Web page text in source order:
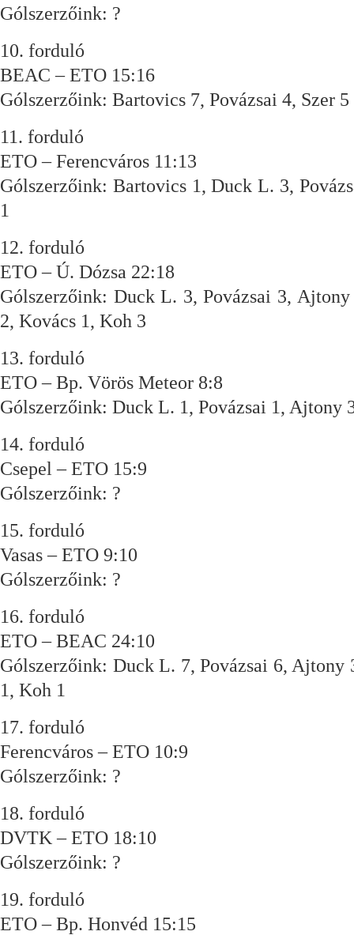
Gólszerzőink: ?
10. forduló
BEAC – ETO 15:16
Gólszerzőink: Bartovics 7, Povázsai 4, Szer 5
11. forduló
ETO – Ferencváros 11:13
Gólszerzőink: Bartovics 1, Duck L. 3,
1
12. forduló
ETO – Ú. Dózsa 22:18
Gólszerzőink: Duck L. 3, Povázsai 3,
2, Kovács 1, Koh 3
13. forduló
ETO – Bp. Vörös Meteor 8:8
Gólszerzőink: Duck L. 1, Povázsai 1, Ajtony
14. forduló
Csepel – ETO 15:9
Gólszerzőink: ?
15. forduló
Vasas – ETO 9:10
Gólszerzőink: ?
16. forduló
ETO – BEAC 24:10
Gólszerzőink: Duck L. 7, Povázsai 6, Ajtony
1, Koh 1
17. forduló
Ferencváros – ETO 10:9
Gólszerzőink: ?
18. forduló
DVTK – ETO 18:10
Gólszerzőink: ?
19. forduló
ETO – Bp. Honvéd 15:15